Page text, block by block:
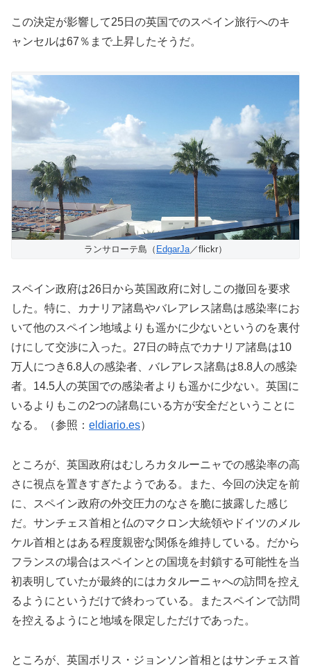
この決定が影響して25日の英国でのスペイン旅行へのキ
ャンセルは67％まで上昇したそうだ。
ランサローテ島（ EdgarJa／flickr）
スペイン政府は26日から英国政府に対しこの撤回を要求
した。特に、カナリア諸島やバレアレス諸島は感染率にお
いて他のスペイン地域よりも遥かに少ないというのを裏付
けにして交渉に入った。27日の時点でカナリア諸島は10
万人につき6.8人の感染者、バレアレス諸島は8.8人の感染
者。14.5人の英国での感染者よりも遥かに少ない。英国に
いるよりもこの2つの諸島にいる方が安全だということに
なる。（参照： eldiario.es）
ところが、英国政府はむしろカタルーニャでの感染率の高
さに視点を置きすぎたようである。また、今回の決定を前
に、スペイン政府の外交圧力のなさを脆に披露した感じ
だ。サンチェス首相と仏のマクロン大統領やドイツのメル
ケル首相とはある程度親密な関係を維持している。だから
フランスの場合はスペインとの国境を封鎖する可能性を当
初表明していたが最終的にはカタルーニャへの訪問を控え
るようにというだけで終わっている。またスペインで訪問
を控えるようにと地域を限定しただけであった。
ところが、英国ボリス・ジョンソン首相とはサンチェス首